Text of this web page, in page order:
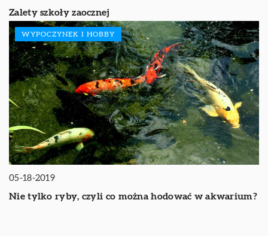
Zalety szkoły zaocznej
WYPOCZYNEK I HOBBY
05-18-2019
Nie tylko ryby, czyli co można hodować w akwarium?